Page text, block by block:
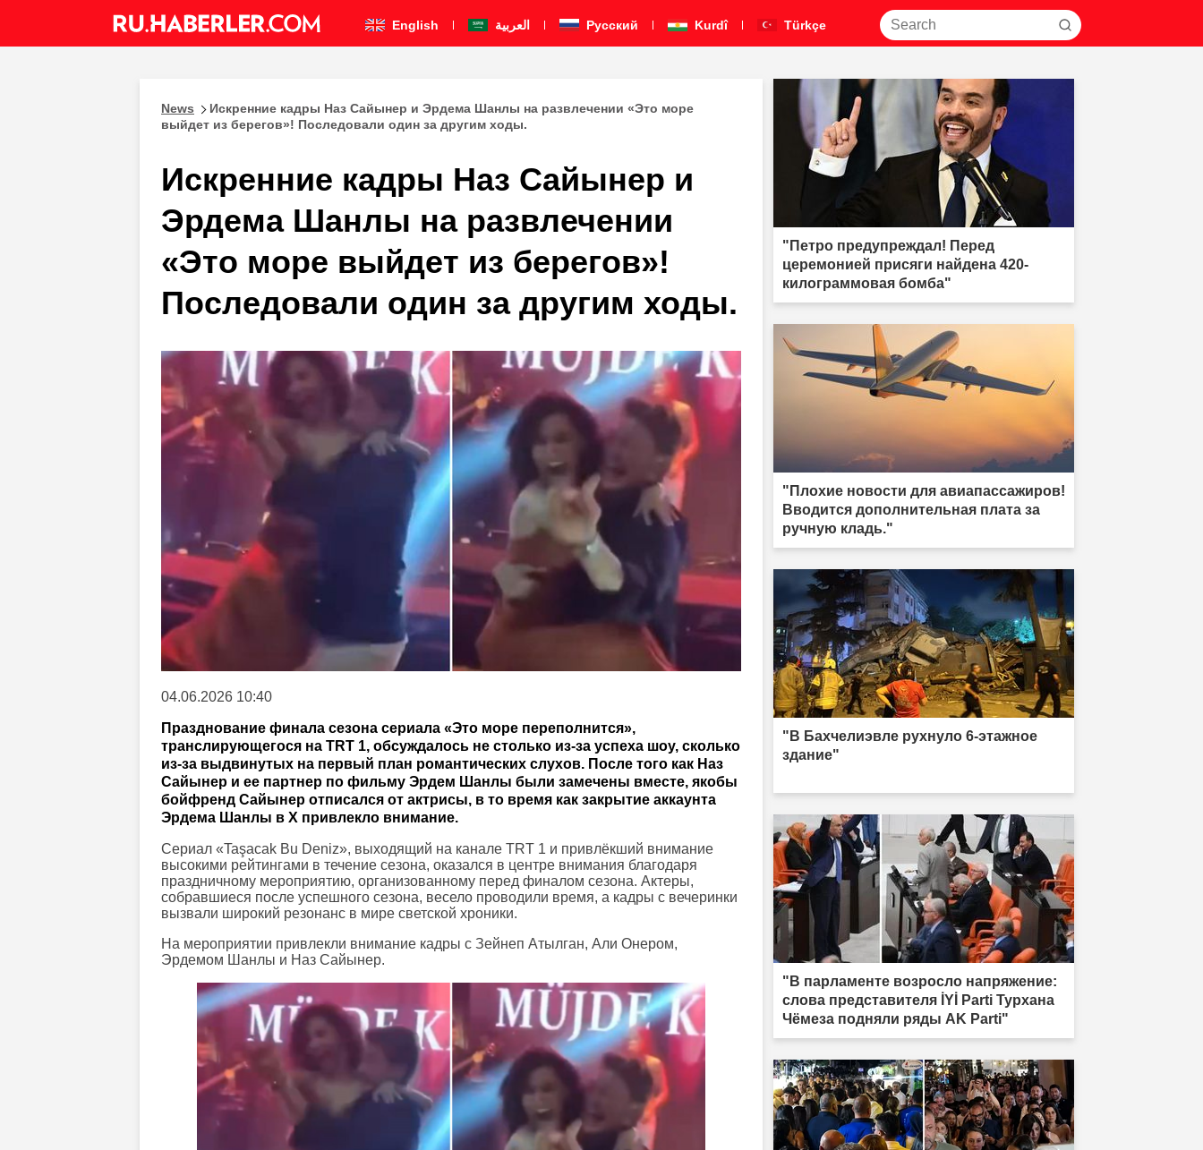
English العربية Pусский Kurdî Türkçe
News
Искренние кадры Наз Сайынер и Эрдема Шанлы на развлечении «Это море
выйдет из берегов»! Последовали один за другим ходы.
Искренние кадры Наз Сайынер и
Эрдема Шанлы на развлечении
«Это море выйдет из берегов»!
Последовали один за другим ходы.
04.06.2026 10:40
Празднование финала сезона сериала «Это море переполнится»,
транслирующегося на TRT 1, обсуждалось не столько из-за успеха шоу, сколько
из-за выдвинутых на первый план романтических слухов. После того как Наз
Сайынер и ее партнер по фильму Эрдем Шанлы были замечены вместе, якобы
бойфренд Сайынер отписался от актрисы, в то время как закрытие аккаунта
Эрдема Шанлы в X привлекло внимание.
Сериал «Taşacak Bu Deniz», выходящий на канале TRT 1 и привлёкший внимание
высокими рейтингами в течение сезона, оказался в центре внимания благодаря
праздничному мероприятию, организованному перед финалом сезона. Актеры,
собравшиеся после успешного сезона, весело проводили время, а кадры с вечеринки
вызвали широкий резонанс в мире светской хроники.
На мероприятии привлекли внимание кадры с Зейнеп Атылган, Али Онером,
Эрдемом Шанлы и Наз Сайынер.
"Петро предупреждал! Перед
церемонией присяги найдена 420-
килограммовая бомба"
"Плохие новости для авиапассажиров!
Вводится дополнительная плата за
ручную кладь."
"В Бахчелиэвле рухнуло 6-этажное
здание"
"В парламенте возросло напряжение:
слова представителя İYİ Parti Турхана
Чёмеза подняли ряды AK Parti"